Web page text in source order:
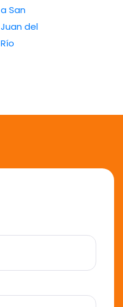
a San
Juan del
Río